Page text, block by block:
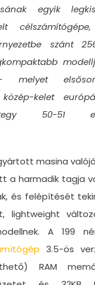
egyik
szánt
melyet
kelet
50-51
masina
a harmadik tagja
és felépítését
lightweight
A 199
3.5-ös
RAM